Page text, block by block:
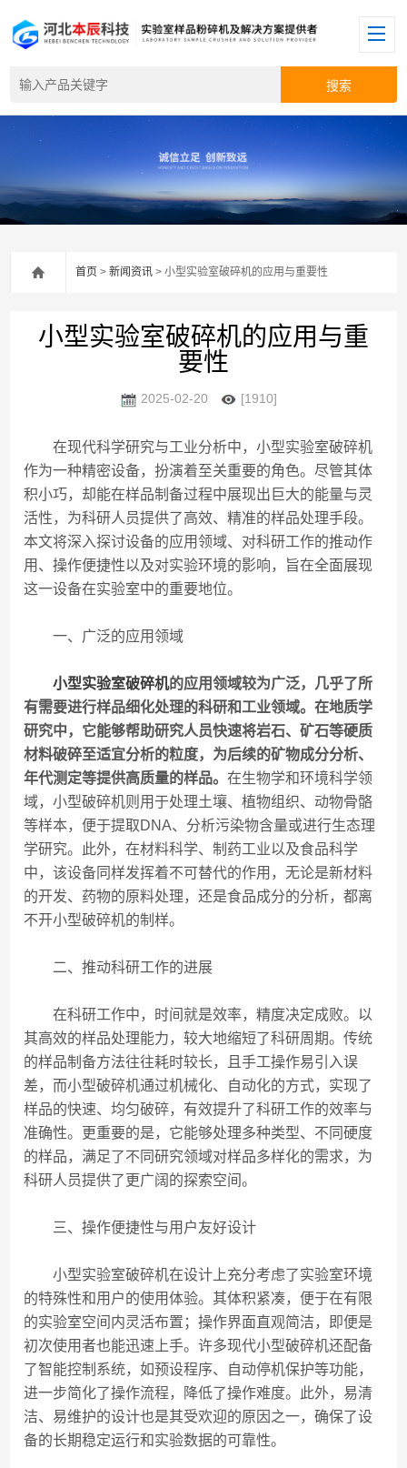
首页 >新闻资讯 > 小型实验室破碎机的应用与重要性
小型实验室破碎机的应用与重
要性
2025-02-20 [1910]
在现代科学研究与工业分析中，小型实验室破碎机
作为一种精密设备，扮演着至关重要的角色。尽管其体
积小巧，却能在样品制备过程中展现出巨大的能量与灵
活性，为科研人员提供了高效、精准的样品处理手段。
本文将深入探讨设备的应用领域、对科研工作的推动作
用、操作便捷性以及对实验环境的影响，旨在全面展现
这一设备在实验室中的重要地位。
一、广泛的应用领域
小型实验室破碎机的应用领域较为广泛，几乎了所
有需要进行样品细化处理的科研和工业领域。在地质学
研究中，它能够帮助研究人员快速将岩石、矿石等硬质
材料破碎至适宜分析的粒度，为后续的矿物成分分析、
年代测定等提供高质量的样品。在生物学和环境科学领
域，小型破碎机则用于处理土壤、植物组织、动物骨骼
等样本，便于提取DNA、分析污染物含量或进行生态理
学研究。此外，在材料科学、制药工业以及食品科学
中，该设备同样发挥着不可替代的作用，无论是新材料
的开发、药物的原料处理，还是食品成分的分析，都离
不开小型破碎机的制样。
二、推动科研工作的进展
在科研工作中，时间就是效率，精度决定成败。以
其高效的样品处理能力，较大地缩短了科研周期。传统
的样品制备方法往往耗时较长，且手工操作易引入误
差，而小型破碎机通过机械化、自动化的方式，实现了
样品的快速、均匀破碎，有效提升了科研工作的效率与
准确性。更重要的是，它能够处理多种类型、不同硬度
的样品，满足了不同研究领域对样品多样化的需求，为
科研人员提供了更广阔的探索空间。
三、操作便捷性与用户友好设计
小型实验室破碎机在设计上充分考虑了实验室环境
的特殊性和用户的使用体验。其体积紧凑，便于在有限
的实验室空间内灵活布置；操作界面直观简洁，即便是
初次使用者也能迅速上手。许多现代小型破碎机还配备
了智能控制系统，如预设程序、自动停机保护等功能，
进一步简化了操作流程，降低了操作难度。此外，易清
洁、易维护的设计也是其受欢迎的原因之一，确保了设
备的长期稳定运行和实验数据的可靠性。